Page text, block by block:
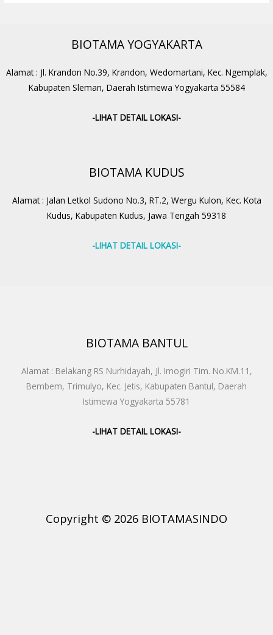
BIOTAMA YOGYAKARTA
Alamat : Jl. Krandon No.39, Krandon, Wedomartani, Kec. Ngemplak,
Kabupaten Sleman, Daerah Istimewa Yogyakarta 55584
-LIHAT DETAIL LOKASI-
BIOTAMA KUDUS
Alamat : Jalan Letkol Sudono No.3, RT.2, Wergu Kulon, Kec. Kota
Kudus, Kabupaten Kudus, Jawa Tengah 59318
-LIHAT DETAIL LOKASI-
BIOTAMA BANTUL
Alamat : Belakang RS Nurhidayah, Jl. Imogiri Tim. No.KM.11,
Bembem, Trimulyo, Kec. Jetis, Kabupaten Bantul, Daerah
Istimewa Yogyakarta 55781
-LIHAT DETAIL LOKASI-
Copyright © 2026 BIOTAMASINDO